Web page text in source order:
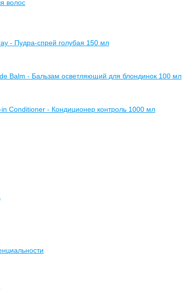
волос
- Пудра-спрей голубая 150 мл
Balm - Бальзам осветляющий для блондинок 100 мл
Conditioner - Кондиционер контроль 1000 мл